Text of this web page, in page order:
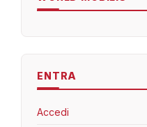
ENTRA
Accedi